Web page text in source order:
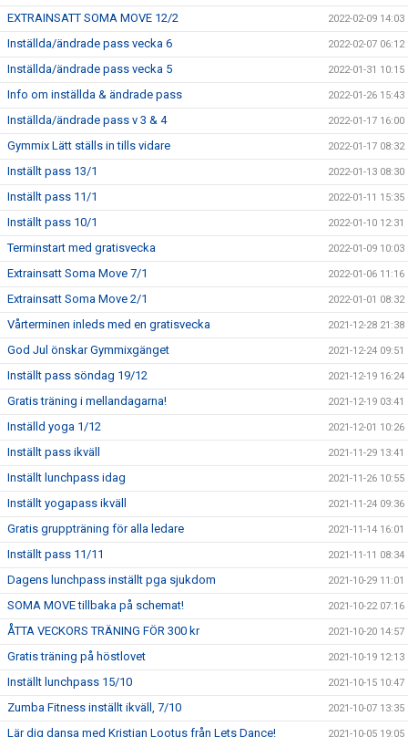
EXTRAINSATT SOMA MOVE 12/2 2022-02-09 14:03
Inställda/ändrade pass vecka 6 2022-02-07 06:12
Inställda/ändrade pass vecka 5 2022-01-31 10:15
Info om inställda & ändrade pass 2022-01-26 15:43
Inställda/ändrade pass v 3 & 4 2022-01-17 16:00
Gymmix Lätt ställs in tills vidare 2022-01-17 08:32
Inställt pass 13/1 2022-01-13 08:30
Inställt pass 11/1 2022-01-11 15:35
Inställt pass 10/1 2022-01-10 12:31
Terminstart med gratisvecka 2022-01-09 10:03
Extrainsatt Soma Move 7/1 2022-01-06 11:16
Extrainsatt Soma Move 2/1 2022-01-01 08:32
Vårterminen inleds med en gratisvecka 2021-12-28 21:38
God Jul önskar Gymmixgänget 2021-12-24 09:51
Inställt pass söndag 19/12 2021-12-19 16:24
Gratis träning i mellandagarna! 2021-12-19 03:41
Inställd yoga 1/12 2021-12-01 10:26
Inställt pass ikväll 2021-11-29 13:41
Inställt lunchpass idag 2021-11-26 10:55
Inställt yogapass ikväll 2021-11-24 09:36
Gratis gruppträning för alla ledare 2021-11-14 16:01
Inställt pass 11/11 2021-11-11 08:34
Dagens lunchpass inställt pga sjukdom 2021-10-29 11:01
SOMA MOVE tillbaka på schemat! 2021-10-22 07:16
ÅTTA VECKORS TRÄNING FÖR 300 kr 2021-10-20 14:57
Gratis träning på höstlovet 2021-10-19 12:13
Inställt lunchpass 15/10 2021-10-15 10:47
Zumba Fitness inställt ikväll, 7/10 2021-10-07 13:35
Lär dig dansa med Kristjan Lootus från Lets Dance! 2021-10-05 19:05